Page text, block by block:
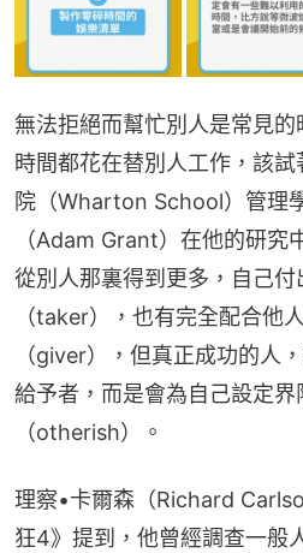
無法拒絕而幫忙別人是常見
時間都花在替別人工作，該
院（Wharton School）管理
（Adam Grant）在他的研究
從別人那裏得到更多，自己付
（taker），也有完全配合他
（giver），但真正成功的人
給予者，而是會為自己設定界
（otherish）。
理察•卡爾森（Richard
狂4》提到，他曾經調查一般